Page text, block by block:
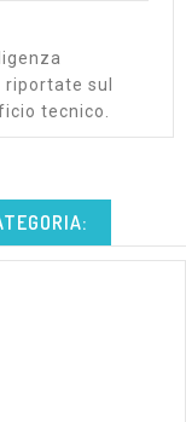
sul
tecnico.